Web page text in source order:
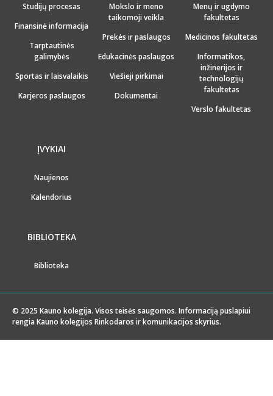
Studijų procesas
Finansinė informacija
Tarptautinės
galimybės
Sportas ir laisvalaikis
Karjeros paslaugos
Mokslo ir meno
taikomoji veikla
Prekės ir paslaugos
Edukacinės paslaugos
Viešieji pirkimai
Dokumentai
Menų ir ugdymo
fakultetas
Medicinos fakultetas
Informatikos,
inžinerijos ir
technologijų
fakultetas
Verslo fakultetas
ĮVYKIAI
Naujienos
Kalendorius
BIBLIOTEKA
Biblioteka
© 2025 Kauno kolegija. Visos teisės saugomos. Informaciją puslapiui
rengia Kauno kolegijos Rinkodaros ir komunikacijos skyrius.